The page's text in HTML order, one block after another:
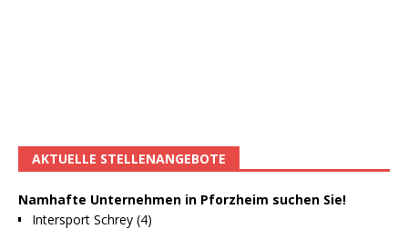
AKTUELLE STELLENANGEBOTE
Namhafte Unternehmen in Pforzheim suchen Sie!
Intersport Schrey (4)